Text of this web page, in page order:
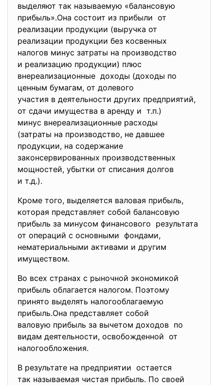
выделяют так называемую «балансовую
прибыль».Она состоит из прибыли от
реализации продукции (выручка от
реализации продукции без косвенных
налогов минус затраты на производство
и реализацию продукции) плюс
внереализационные доходы (доходы по
ценным бумагам, от долевого
участия в деятельности других предприятий,
от сдачи имущества в аренду и т.п.)
минус внереализационные расходы
(затраты на производство, не давшее
продукции, на содержание
законсервированных производственных
мощностей, убытки от списания долгов
и т.д.).
Кроме того, выделяется валовая прибыль,
которая представляет собой балансовую
прибыль за минусом финансового результата
от операций с основными фондами,
нематериальными активами и другим
имуществом.
Во всех странах с рыночной экономикой
прибыль облагается налогом. Поэтому
принято выделять налогооблагаемую
прибыль.Она представляет собой
валовую прибыль за вычетом доходов по
видам деятельности, освобожденной от
налогообложения.
В результате на предприятии остается
так называемая чистая прибыль. По своей